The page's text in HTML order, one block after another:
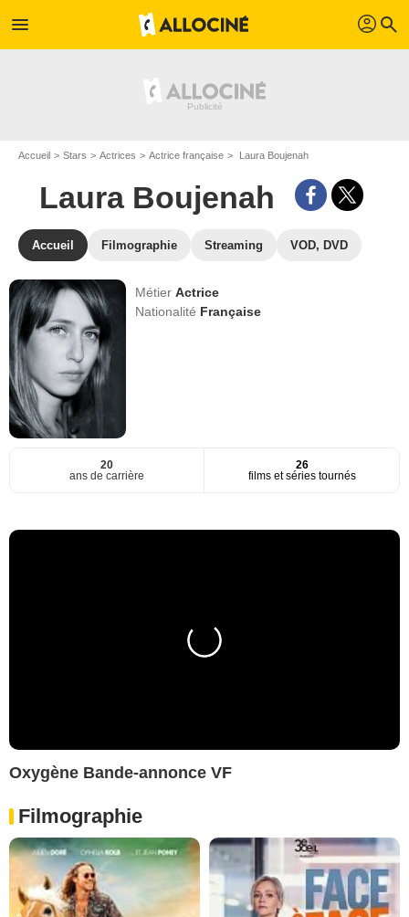
menu profil search
Accueil Stars Actrices Actrice française Laura Boujenah
Laura Boujenah
Accueil Filmographie Streaming VOD, DVD
MétierActrice
Nationalité Française
20
ans de carrière
26
films et séries tournés
Oxygène Bande-annonce VF
Filmographie